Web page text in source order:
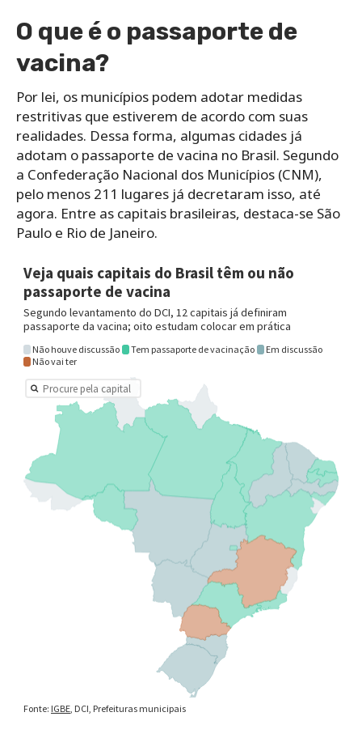
O que é o passaporte de
vacina?
Por lei, os municípios podem adotar medidas
restritivas que estiverem de acordo com suas
realidades. Dessa forma, algumas cidades já
adotam o passaporte de vacina no Brasil. Segundo
a Confederação Nacional dos Municípios (CNM),
pelo menos 211 lugares já decretaram isso, até
agora. Entre as capitais brasileiras, destaca-se São
Paulo e Rio de Janeiro.